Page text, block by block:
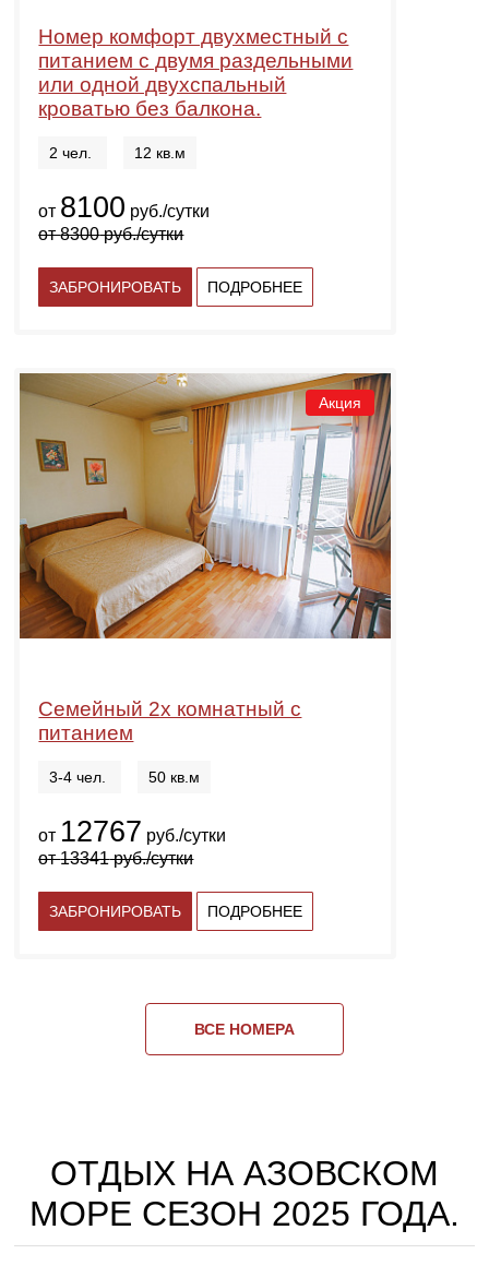
Номер комфорт двухместный с
питанием с двумя раздельными
или одной двухспальный
кроватью без балкона.
2 чел. 12 кв.м
от 8100 руб./сутки
от8300руб./сутки
ЗАБРОНИРОВАТЬ ПОДРОБНЕЕ
Акция
Семейный 2х комнатный с
питанием
3-4 чел. 50 кв.м
от 12767 руб./сутки
от13341руб./сутки
ЗАБРОНИРОВАТЬ ПОДРОБНЕЕ
ВСЕ НОМЕРА
ОТДЫХ НА АЗОВСКОМ
МОРЕ СЕЗОН 2025 ГОДА.